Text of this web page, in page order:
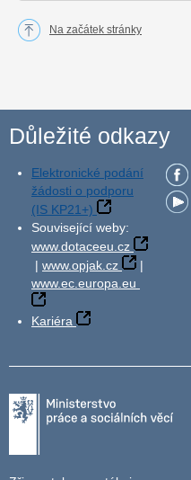
Na začátek stránky
Důležité odkazy
Elektronické podání
žádosti o podporu
(IS KP21+)
Související weby:
www.dotaceeu.cz
| www.opjak.cz
|
www.ec.europa.eu
Kariéra